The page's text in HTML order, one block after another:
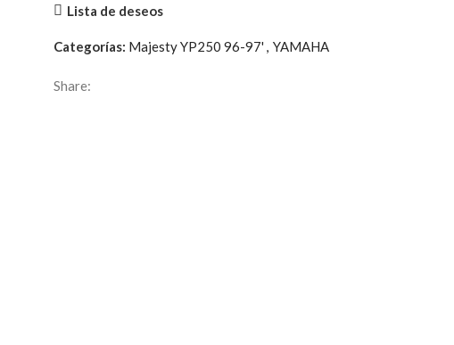
Lista de deseos
Categorías: Majesty YP250 96-97' , YAMAHA
Share: